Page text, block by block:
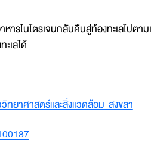
ไนโตรเจนกลับคืนสู่ท้องทะเลไปตา
เลได้
ยาศาสตร์และสิ่งแวดล้อม-สงขลา